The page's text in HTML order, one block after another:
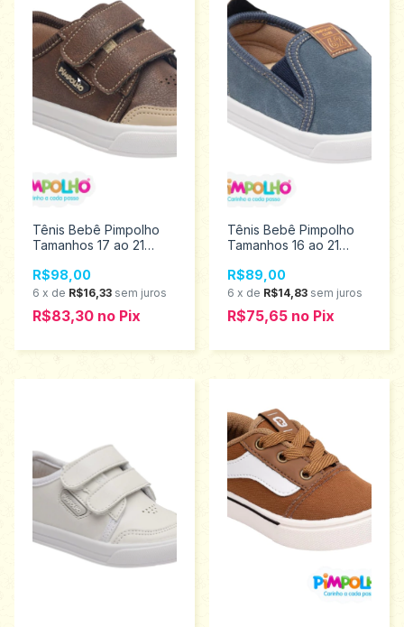
Tênis Bebê Pimpolho
Tamanhos 17 ao 21
R$98,00
6 x de R$16,33 sem juros
R$83,30 no Pix
Tênis Bebê Pimpolho
Tamanhos 16 ao 21
R$89,00
6 x de R$14,83 sem juros
R$75,65 no Pix